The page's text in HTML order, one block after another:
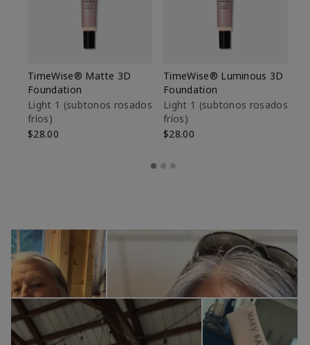
TimeWise® Matte 3D
Foundation
Light 1​ (subtonos rosados
fríos)
$28.00
TimeWise® Luminous 3D
Foundation
Light 1​ (subtonos rosados
fríos)
$28.00